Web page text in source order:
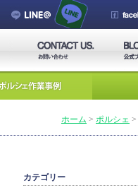
ポルシェ >
ホーム >
カテゴリー